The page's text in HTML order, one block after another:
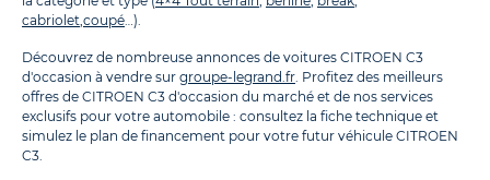
cabriolet,coupé…).
Découvrez de nombreuse annonces de voitures CITROEN C3
d'occasion à vendre sur groupe-legrand.fr. Profitez des meilleurs
offres de CITROEN C3 d'occasion du marché et de nos services
exclusifs pour votre automobile : consultez la fiche technique et
simulez le plan de financement pour votre futur véhicule CITROEN
C3.